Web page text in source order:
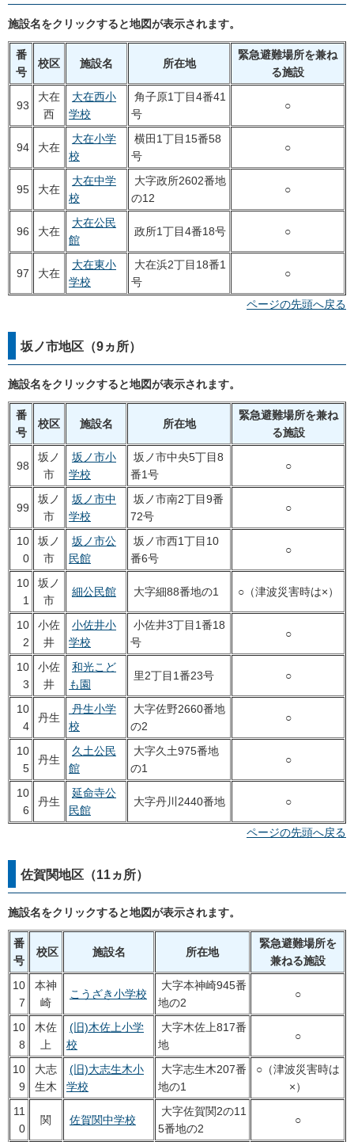
施設名をクリックすると地図が表示されます。
番
号
校区 施設名 所在地
緊急避難場所を兼ね
る施設
93
大在
西
大在西小
学校
角子原1丁目4番41
号
○
94 大在
大在小学
校
横田1丁目15番58
号
○
95 大在
大在中学
校
大字政所2602番地
の12
○
96 大在
大在公民
館
政所1丁目4番18号 ○
97 大在
大在東小
学校
大在浜2丁目18番1
号
○
ページの先頭へ戻る
坂ノ市地区（9ヵ所）
施設名をクリックすると地図が表示されます。
番
号
校区 施設名 所在地
緊急避難場所を兼ね
る施設
98
坂ノ
市
坂ノ市小
学校
坂ノ市中央5丁目8
番1号
○
99
坂ノ
市
坂ノ市中
学校
坂ノ市南2丁目9番
72号
○
10
0
坂ノ
市
坂ノ市公
民館
坂ノ市西1丁目10
番6号
○
10
1
坂ノ
市
細公民館 大字細88番地の1 ○（津波災害時は×）
10
2
小佐
井
小佐井小
学校
小佐井3丁目1番18
号
○
10
3
小佐
井
和光こど
も園
里2丁目1番23号 ○
10
4
丹生
丹生小学
校
大字佐野2660番地
の2
○
10
5
丹生
久土公民
館
大字久土975番地
の1
○
10
6
丹生
延命寺公
民館
大字丹川2440番地 ○
ページの先頭へ戻る
佐賀関地区（11ヵ所）
施設名をクリックすると地図が表示されます。
番
号
校区 施設名 所在地
緊急避難場所を
兼ねる施設
10
7
本神
崎
こうざき小学校
大字本神崎945番
地の2
○
10
8
木佐
上
(旧)木佐上小学
校
大字木佐上817番
地
○
10
9
大志
生木
(旧)大志生木小
学校
大字志生木207番
地の1
○（津波災害時は
×）
11
0
関 佐賀関中学校
大字佐賀関2の11
5番地の2
○